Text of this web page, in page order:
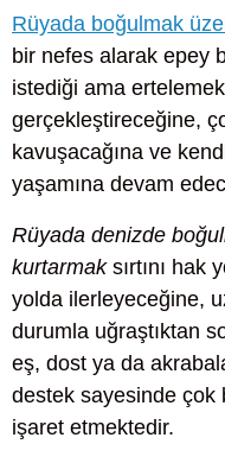
Rüyada boğulmak
bir nefes alarak epey
istediği ama
gerçekleştireceğine,
kavuşacağına ve
yaşamına devam
Rüyada denizde
kurtarmaksırtını hak
yolda ilerleyeceğine,
durumla uğraştıktan
eş, dost ya da
destek sayesinde çok
işaret etmektedir.